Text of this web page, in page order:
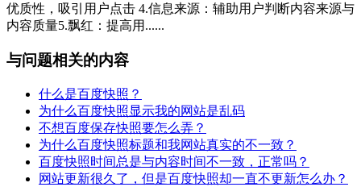
优质性，吸引用户点击 4.信息来源：辅助用户判断内容来源与
内容质量5.飘红：提高用......
与问题相关的内容
什么是百度快照？
为什么百度快照显示我的网站是乱码
不想百度保存快照要怎么弄？
为什么百度快照标题和我网站真实的不一致？
百度快照时间总是与内容时间不一致，正常吗？
网站更新很久了，但是百度快照却一直不更新怎么办？